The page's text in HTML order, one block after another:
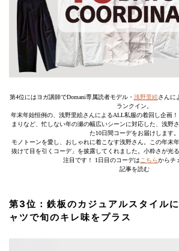
第4位にはヨガ講師でDomani専属読者モデル・ 浅野里絵さんに
ランクイン。
年末年始恒例の、浅野里絵さんによるALL私服の着回し企画
まりなど、忙しない年の瀬の幅広いシーンに対応した、浅野
た10日間コーデをお届けします。
モノトーンを愛し、おしゃれに着こなす浅野さん。この年末
抜けて目を引くコーデ」を披露してくれました。小粋さが光
注目です！ 1日目のコーデは こちらからチ
記事を読む
第3位：鉄板のカジュアルスタイル
ャツで旬のキレ味をプラス